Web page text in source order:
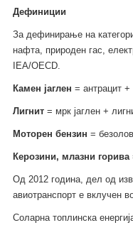
Дефиниции
За дефинирање на
нафта, природен гас,
IEA/OECD.
Камен јаглен = антрацит +
Лигнит = мрк јаглен +
Моторен бензин =
Керозини, млазни горива
Од 2012 година, дел од
авиотранспорт е вклучен
Соларна топлинска